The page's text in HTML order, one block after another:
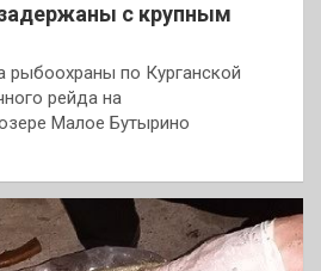
с крупным
рыбоохраны по Курганской
рейда на
Малое Бутырино